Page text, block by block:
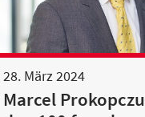
28. März 2024
Marcel